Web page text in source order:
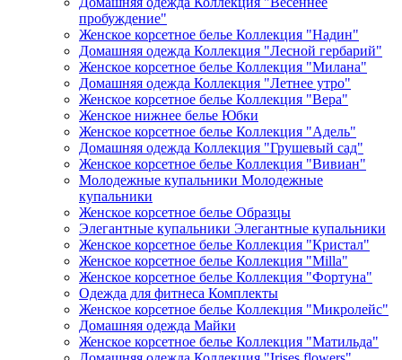
пробуждение"
Женское корсетное белье Коллекция "Надин"
Домашняя одежда Коллекция "Лесной гербарий"
Женское корсетное белье Коллекция "Милана"
Домашняя одежда Коллекция "Летнее утро"
Женское корсетное белье Коллекция "Вера"
Женское нижнее белье Юбки
Женское корсетное белье Коллекция "Адель"
Домашняя одежда Коллекция "Грушевый сад"
Женское корсетное белье Коллекция "Вивиан"
Молодежные купальники Молодежные
купальники
Женское корсетное белье Образцы
Элегантные купальники Элегантные купальники
Женское корсетное белье Коллекция "Кристал"
Женское корсетное белье Коллекция "Milla"
Женское корсетное белье Коллекция "Фортуна"
Одежда для фитнеса Комплекты
Женское корсетное белье Коллекция "Микролейс"
Домашняя одежда Майки
Женское корсетное белье Коллекция "Матильда"